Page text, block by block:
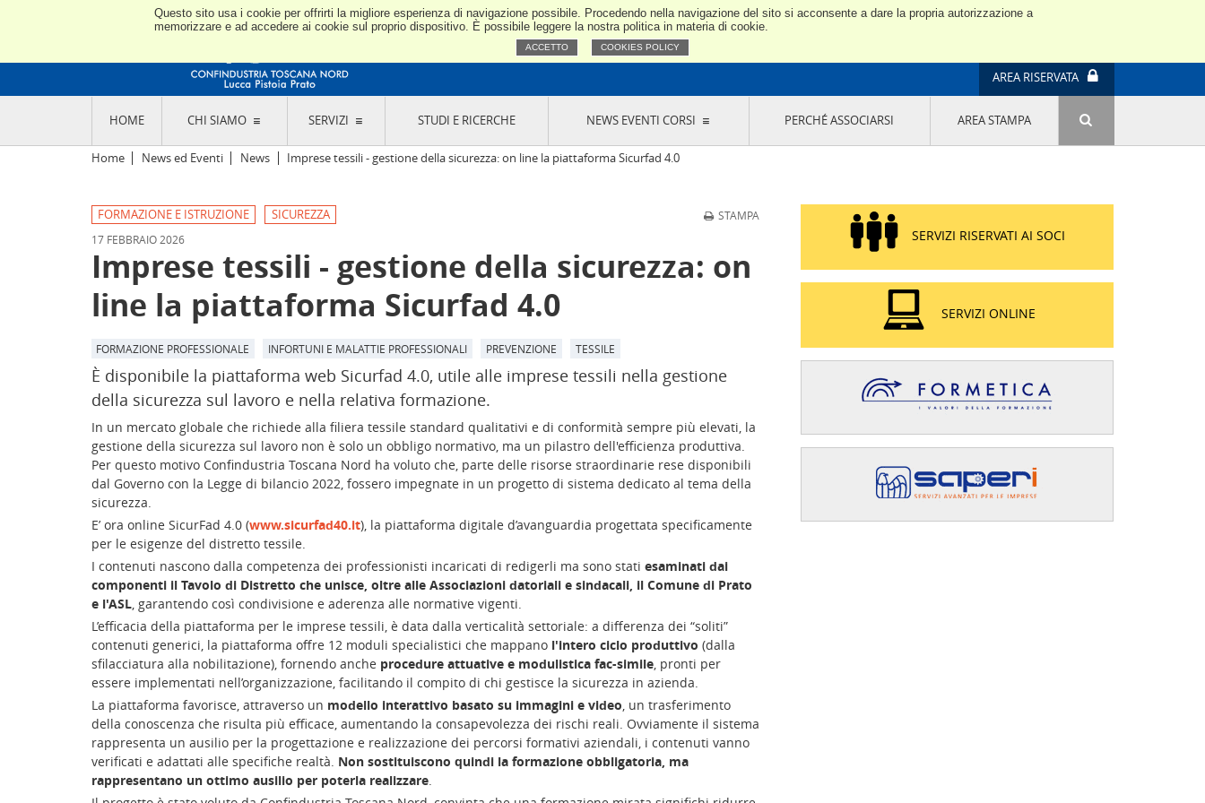
Questo sito usa i cookie per offrirti la migliore esperienza di navigazione possibile. Procedendo nella navigazione del sito si acconsente a dare la propria autorizzazione a
memorizzare e ad accedere ai cookie sul proprio dispositivo. È possibile leggere la nostra politica in materia di cookie.
ACCETTO COOKIES POLICY
Confindustria Toscana Nord
AREA RISERVATA
HOME CHI SIAMO
L'ASSOCIAZIONE
CODICE ETICO E DEI VALORI ASSOCIATIVI
TRASPARENZA CONTRIBUTI PUBBLICI
L'INDUSTRIA E IL TERRITORIO DI LUCCA,
PISTOIA E PRATO
SEDI E CONTATTI
ABOUT US
GOVERNANCE
DESIGNAZIONE
ORGANI DI CONTROLLO
COMITATO PICCOLA
INDUSTRIA
LA NOSTRA RETE
RAPPRESENTANZE IN ENTI ESTERNI
GRUPPI DI ACQUISTO
EDIZIONE
PROGETTO LU.ME.
IL MANAGER DELLA SOSTENIBILITÀ NEL
DISTRETTO TESSILE PRATESE
GRUPPO IMPRENDITORIA FEMMINILE
SOSTENIBILITÀ
SERVIZI
RISERVATI AI SOCI ONLINE LE SOCIETÀ
STUDI E RICERCHE NEWS EVENTI CORSI
NEWS EVENTI CORSI
PERCHÉ ASSOCIARSI AREA STAMPA
Home News ed Eventi News Imprese tessili - gestione della sicurezza: on line la piattaforma Sicurfad 4.0
STAMPA
FORMAZIONE E ISTRUZIONE SICUREZZA
17 FEBBRAIO 2026
Imprese tessili - gestione della sicurezza: on
line la piattaforma Sicurfad 4.0
FORMAZIONE PROFESSIONALE INFORTUNI E MALATTIE PROFESSIONALI PREVENZIONE TESSILE
È disponibile la piattaforma web Sicurfad 4.0, utile alle imprese tessili nella gestione
della sicurezza sul lavoro e nella relativa formazione.
In un mercato globale che richiede alla filiera tessile standard qualitativi e di conformità sempre più elevati, la
gestione della sicurezza sul lavoro non è solo un obbligo normativo, ma un pilastro dell'efficienza produttiva.
Per questo motivo Confindustria Toscana Nord ha voluto che, parte delle risorse straordinarie rese disponibili
dal Governo con la Legge di bilancio 2022, fossero impegnate in un progetto di sistema dedicato al tema della
sicurezza.
E’ ora online SicurFad 4.0 (www.sicurfad40.it), la piattaforma digitale d’avanguardia progettata specificamente
per le esigenze del distretto tessile.
I contenuti nascono dalla competenza dei professionisti incaricati di redigerli ma sono stati esaminati dai
componenti il Tavolo di Distretto che unisce, oltre alle Associazioni datoriali e sindacali, il Comune di Prato
e l'ASL, garantendo così condivisione e aderenza alle normative vigenti.
L’efficacia della piattaforma per le imprese tessili, è data dalla verticalità settoriale: a differenza dei “soliti”
contenuti generici, la piattaforma offre 12 moduli specialistici che mappano l'intero ciclo produttivo (dalla
sfilacciatura alla nobilitazione), fornendo anche procedure attuative e modulistica fac-simile, pronti per
essere implementati nell’organizzazione, facilitando il compito di chi gestisce la sicurezza in azienda.
La piattaforma favorisce, attraverso un modello interattivo basato su immagini e video, un trasferimento
della conoscenza che risulta più efficace, aumentando la consapevolezza dei rischi reali. Ovviamente il sistema
rappresenta un ausilio per la progettazione e realizzazione dei percorsi formativi aziendali, i contenuti vanno
verificati e adattati alle specifiche realtà. Non sostituiscono quindi la formazione obbligatoria, ma
rappresentano un ottimo ausilio per poterla realizzare.
SERVIZI RISERVATI AI SOCI
SERVIZI ONLINE